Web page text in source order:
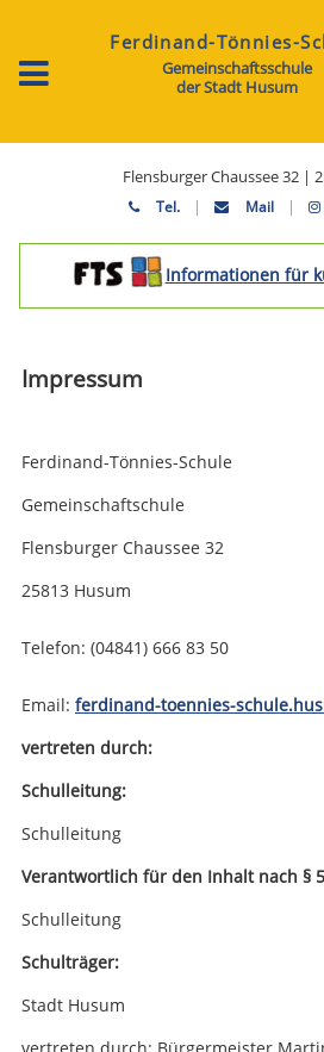
Ferdinand-Tönnies-
Gemeinschaftsschule
der Stadt Husum
Flensburger Chaussee 32 |
Tel. | Mail |
Informationen für
Impressum
Ferdinand-Tönnies-Schule
Gemeinschaftschule
Flensburger Chaussee 32
25813 Husum
Telefon: (04841) 666 83 50
Email: ferdinand-toennies-
vertreten durch:
Schulleitung:
Schulleitung
Verantwortlich für den Inhalt nach §
Schulleitung
Schulträger:
Stadt Husum